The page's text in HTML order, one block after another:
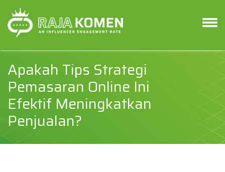
Apakah Tips Strategi
Pemasaran Online Ini
Efektif Meningkatkan
Penjualan?